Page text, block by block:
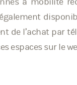
à mobilité
de l’achat par
espaces sur le